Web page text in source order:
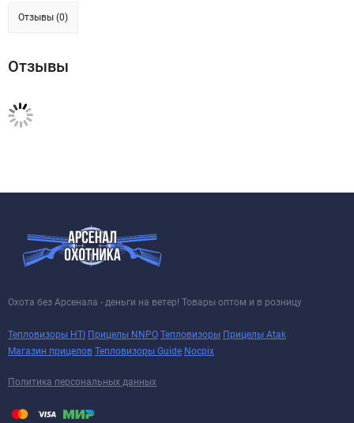
Отзывы (0)
Отзывы
Охота без Арсенала - деньги на ветер! Товары оптом и в розницу
Тепловизоры HTI Прицелы NNPO Тепловизоры Прицелы Atak
Магазин прицелов Тепловизоры Guide Nocpix
Политика персональных данных